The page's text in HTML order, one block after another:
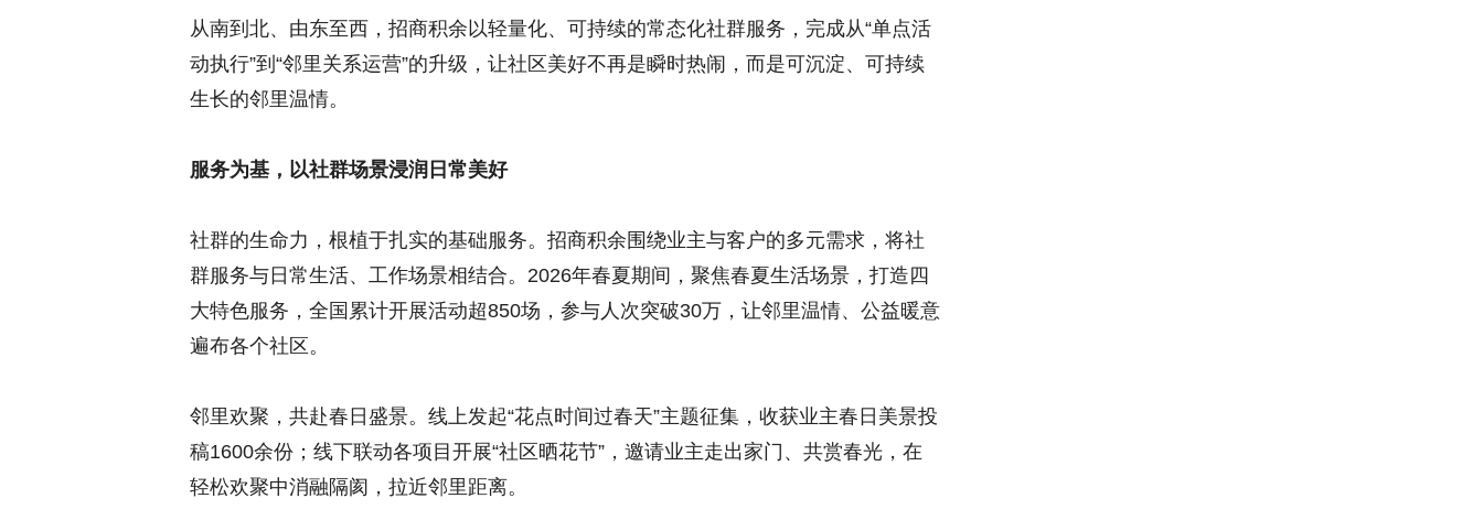
从南到北、由东至西，招商积余以轻量化、可持续的常态化社群服务，完成从“单点活
动执行”到“邻里关系运营”的升级，让社区美好不再是瞬时热闹，而是可沉淀、可持续
生长的邻里温情。
服务为基，以社群场景浸润日常美好
社群的生命力，根植于扎实的基础服务。招商积余围绕业主与客户的多元需求，将社
群服务与日常生活、工作场景相结合。2026年春夏期间，聚焦春夏生活场景，打造四
大特色服务，全国累计开展活动超850场，参与人次突破30万，让邻里温情、公益暖意
遍布各个社区。
邻里欢聚，共赴春日盛景。线上发起“花点时间过春天”主题征集，收获业主春日美景投
稿1600余份；线下联动各项目开展“社区晒花节”，邀请业主走出家门、共赏春光，在
轻松欢聚中消融隔阂，拉近邻里距离。